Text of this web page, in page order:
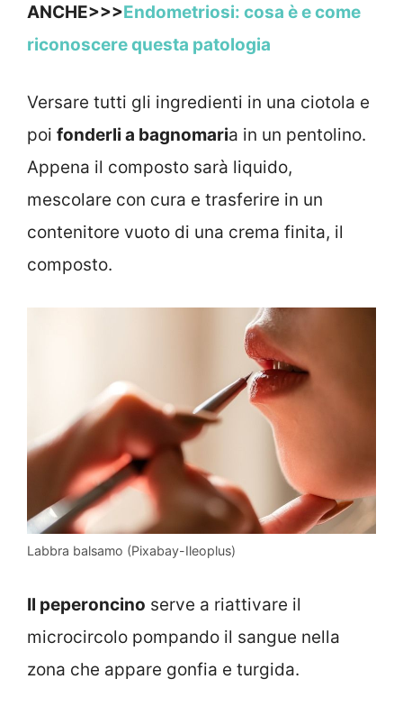
ANCHE>>>Endometriosi: cosa è e come
riconoscere questa patologia
Versare tutti gli ingredienti in una ciotola e
poi fonderli a bagnomaria in un pentolino.
Appena il composto sarà liquido,
mescolare con cura e trasferire in un
contenitore vuoto di una crema finita, il
composto.
Labbra balsamo (Pixabay-Ileoplus)
Il peperoncino serve a riattivare il
microcircolo pompando il sangue nella
zona che appare gonfia e turgida.